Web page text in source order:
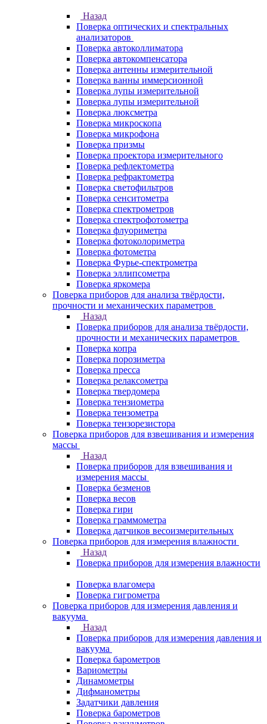
Назад
Поверка оптических и спектральных
анализаторов
Поверка автоколлиматора
Поверка автокомпенсатора
Поверка антенны измерительной
Поверка ванны иммерсионной
Поверка лупы измерительной
Поверка лупы измерительной
Поверка люксметра
Поверка микроскопа
Поверка микрофона
Поверка призмы
Поверка проектора измерительного
Поверка рефлектометра
Поверка рефрактометра
Поверка светофильтров
Поверка сенситометра
Поверка спектрометров
Поверка спектрофотометра
Поверка флуориметра
Поверка фотоколориметра
Поверка фотометра
Поверка Фурье-спектрометра
Поверка эллипсометра
Поверка яркомера
Поверка приборов для анализа твёрдости,
прочности и механических параметров
Назад
Поверка приборов для анализа твёрдости,
прочности и механических параметров
Поверка копра
Поверка порозиметра
Поверка пресса
Поверка релаксометра
Поверка твердомера
Поверка тензиометра
Поверка тензометра
Поверка тензорезистора
Поверка приборов для взвешивания и измерения
массы
Назад
Поверка приборов для взвешивания и
измерения массы
Поверка безменов
Поверка весов
Поверка гири
Поверка граммометра
Поверка датчиков весоизмерительных
Поверка приборов для измерения влажности
Назад
Поверка приборов для измерения влажности
Поверка влагомера
Поверка гигрометра
Поверка приборов для измерения давления и
вакуума
Назад
Поверка приборов для измерения давления и
вакуума
Поверка барометров
Вариометры
Динамометры
Дифманометры
Задатчики давления
Поверка барометров